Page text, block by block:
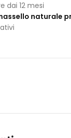
dai 12 mesi
naturale